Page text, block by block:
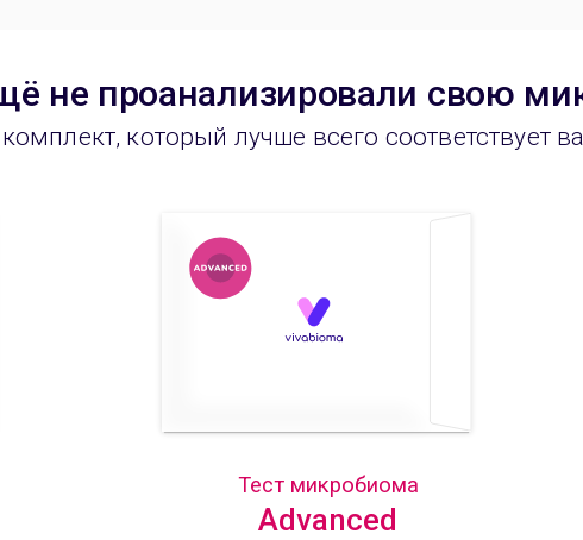
не проанализировали свою
который лучше всего соответствует
Тест микробиома
Advanced